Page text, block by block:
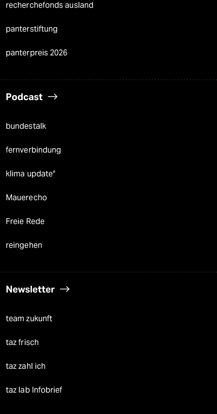
recherchefonds ausland
panterstiftung
panterpreis 2026
Podcast
bundestalk
fernverbindung
klima update°
Mauerecho
Freie Rede
reingehen
Newsletter
team zukunft
taz frisch
taz zahl ich
taz lab Infobrief